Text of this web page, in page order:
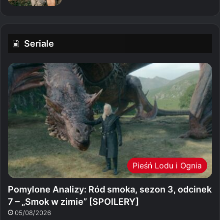
Seriale
Pieśń Lodu i Ognia
Pomylone Analizy: Ród smoka, sezon 3, odcinek
7 – „Smok w zimie” [SPOILERY]
05/08/2026